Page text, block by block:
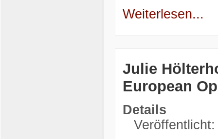
Weiterlesen...
Julie
European
Details